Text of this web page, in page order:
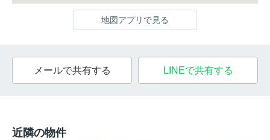
地図アプリで見る
メールで共有する LINEで共有する
近隣の物件